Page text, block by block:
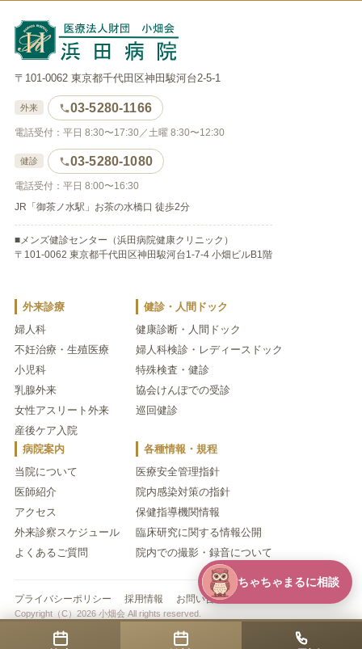
〒101-0062 東京都千代田区神田駿河台2-5-1
外来 03-5280-1166
電話受付：平日 8:30〜17:30／土曜 8:30〜12:30
健診 03-5280-1080
電話受付：平日 8:00〜16:30
JR「御茶ノ水駅」お茶の水橋口 徒歩2分
■メンズ健診センター（浜田病院健康クリニック）
〒101-0062 東京都千代田区神田駿河台1-7-4 小畑ビルB1階
外来診療
婦人科
不妊治療・生殖医療
小児科
乳腺外来
女性アスリート外来
産後ケア入院
健診・人間ドック
健康診断・人間ドック
婦人科検診・レディースドック
特殊検査・健診
協会けんぽでの受診
巡回健診
病院案内
当院について
医師紹介
アクセス
外来診察スケジュール
よくあるご質問
各種情報・規程
医療安全管理指針
院内感染対策の指針
保健指導機関情報
臨床研究に関する情報公開
院内での撮影・録音について
プライバシーポリシー 採用情報 お問い合わせ
Copyright（C）2026 小畑会 All rights reserved.
ちゃちゃまるに相談